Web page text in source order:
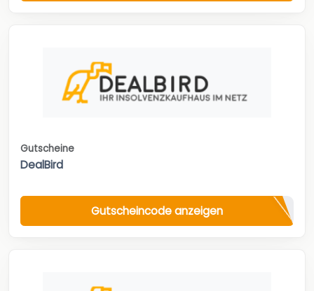
Gutscheine
DealBird
Gutscheincode anzeigen